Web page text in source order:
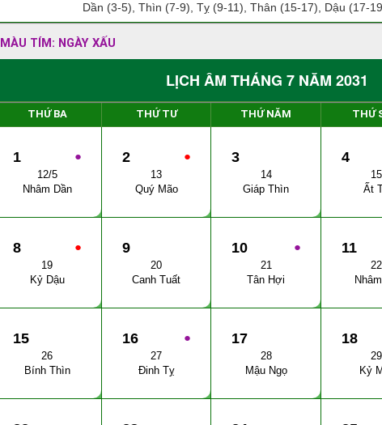
Dần (3-5), Thìn (7-9), Tỵ (9-11), Thân (15-17), Dậu (17-
MÀU TÍM: NGÀY XẤU
LỊCH ÂM THÁNG 7 NĂM 2031
THỨ BA THỨ TƯ THỨ NĂM THỨ
●
1
12/5
Nhâm Dần
●
2
13
Quý Mão
3
14
Giáp Thìn
4
15
Ất
●
8
19
Kỷ Dậu
9
20
Canh Tuất
●
10
21
Tân Hợi
11
22
15
26
Bính Thìn
●
16
27
Đinh Tỵ
17
28
Mậu Ngọ
18
29
Kỷ